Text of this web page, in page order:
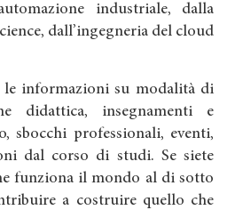
industriale, dalla
dall’ingegneria del cloud
informazioni su modalità di
didattica, insegnamenti e
sbocchi professionali, eventi,
dal corso di studi. Se siete
funziona il mondo al di sotto
a costruire quello che